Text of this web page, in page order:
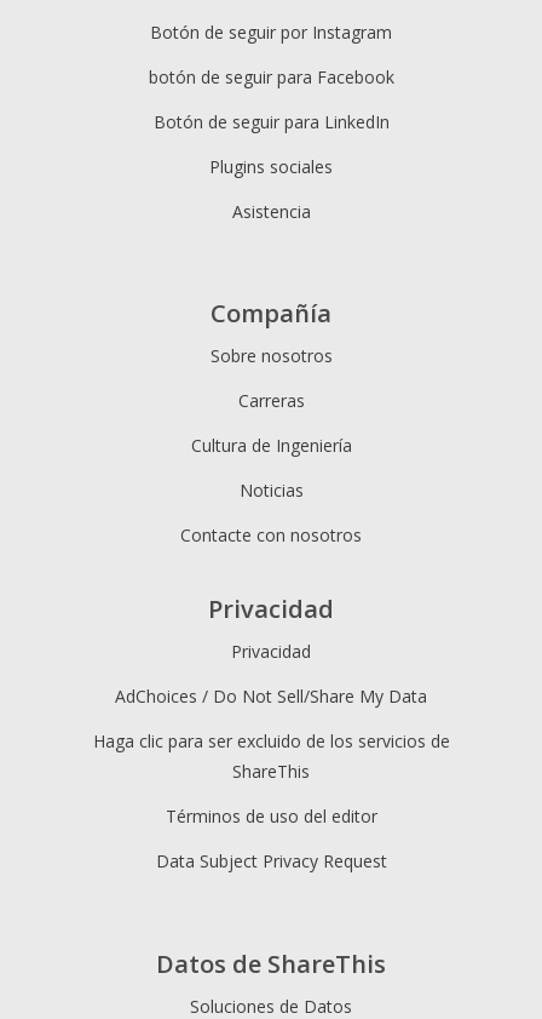
Botón de seguir por Instagram
botón de seguir para Facebook
Botón de seguir para LinkedIn
Plugins sociales
Asistencia
Datos de ShareThis
Soluciones de Datos
Compañía
Sobre nosotros
Carreras
Cultura de Ingeniería
Noticias
Contacte con nosotros
Privacidad
Privacidad
AdChoices / Do Not Sell/Share My Data
Haga clic para ser excluido de los servicios de
ShareThis
Términos de uso del editor
Data Subject Privacy Request